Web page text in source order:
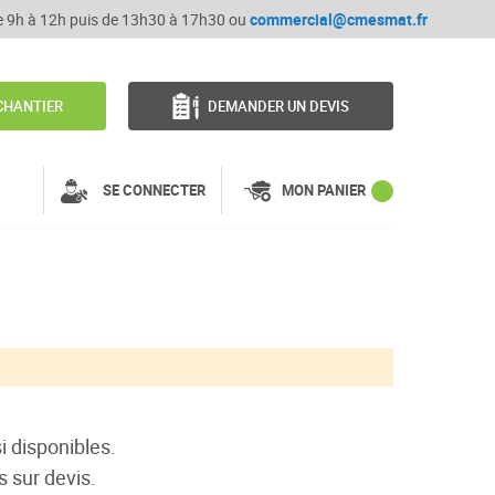
9h à 12h puis de 13h30 à 17h30 ou commercial@cmesmat.fr
DEMANDER UN DEVIS
SE CONNECTER MON PANIER
disponibles.
sur devis.